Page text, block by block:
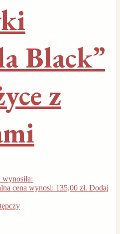
Black”
z
cena wynosi: 135,00 zł. Dodaj